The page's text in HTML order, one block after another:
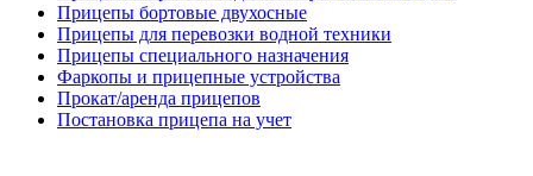
Прицепы бортовые двухосные
Прицепы для перевозки водной техники
Прицепы специального назначения
Фаркопы и прицепные устройства
Прокат/аренда прицепов
Постановка прицепа на учет